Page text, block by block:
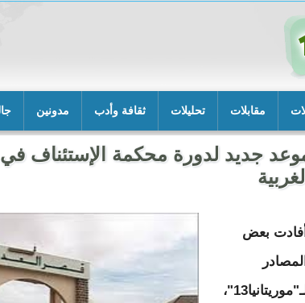
مقابلات تحليلات ثقافة وأدب مدونين
جديد لدورة محكمة الإستئناف
الغربية
أفادت بعض
المصادر
لـ"موريتانيا13"،